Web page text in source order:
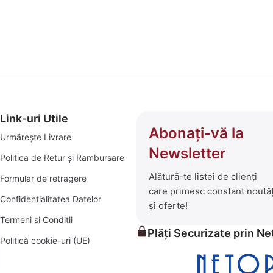
de produse care să îți transforme visurile în
depozitare și decor.
pentru seri în aer liber, șezlonguri confortabile și piscine
pentru orice proiect, mic sau mare.
verde și prosperă.
alături de un serviciu clienți prompt și eficient.
Link-uri Utile
Urmărește Livrare
Politica de Retur și Rambursare
Formular de retragere
Confidentialitatea Datelor
Termeni si Conditii
Politică cookie-uri (UE)
Abonați-vă la
Newsletter
Alătură-te listei de clienți
care primesc constant
și oferte!
Plăți Securizate prin